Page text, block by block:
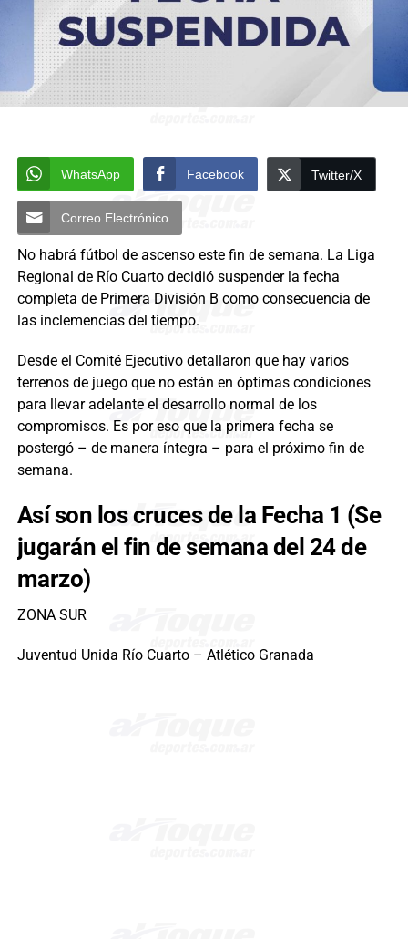
WhatsApp Facebook Twitter/X
Correo Electrónico
No habrá fútbol de ascenso este fin de semana. La Liga
Regional de Río Cuarto decidió suspender la fecha
completa de Primera División B como consecuencia de
las inclemencias del tiempo.
Desde el Comité Ejecutivo detallaron que hay varios
terrenos de juego que no están en óptimas condiciones
para llevar adelante el desarrollo normal de los
compromisos. Es por eso que la primera fecha se
postergó – de manera íntegra – para el próximo fin de
semana.
Así son los cruces de la Fecha 1 (Se
jugarán el fin de semana del 24 de
marzo)
ZONA SUR
Juventud Unida Río Cuarto – Atlético Granada